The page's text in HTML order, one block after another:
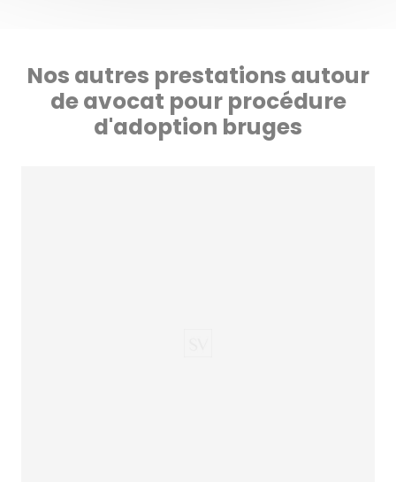
Nos autres prestations autour
de avocat pour procédure
d'adoption bruges